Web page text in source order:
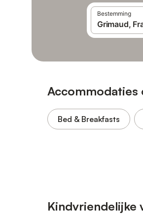
Bestemming
Accommodaties
Bed & Breakfasts
Kindvriendelijke